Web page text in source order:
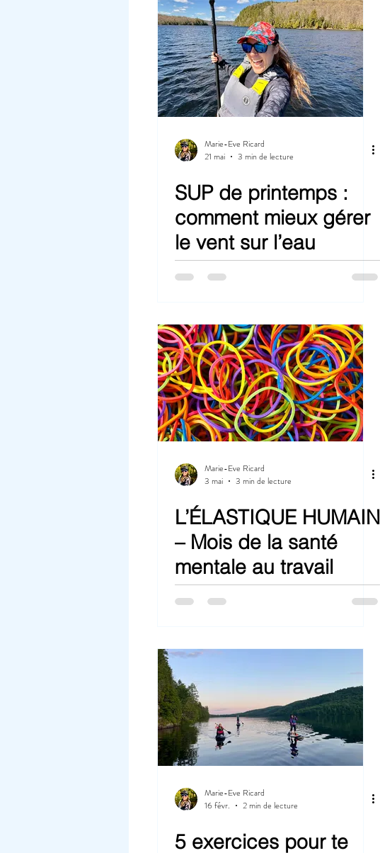
Marie-Eve Ricard
21 mai
3 min de lecture
SUP de printemps :
comment mieux gérer
le vent sur l’eau
Marie-Eve Ricard
3 mai
3 min de lecture
L’ÉLASTIQUE HUMAIN
– Mois de la santé
mentale au travail
Marie-Eve Ricard
16 févr.
2 min de lecture
5 exercices pour te